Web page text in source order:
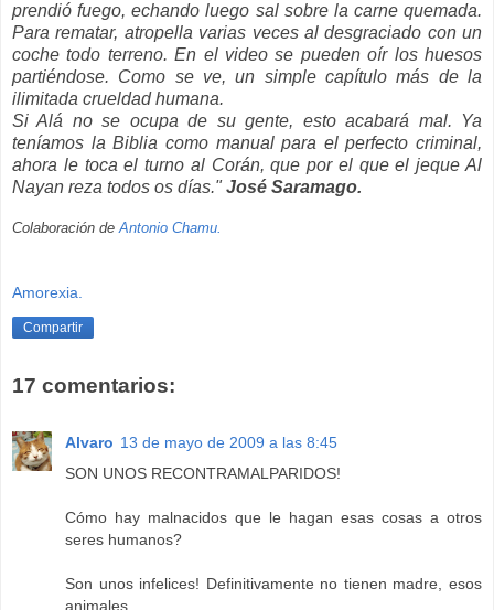
prendió fuego, echando luego sal sobre la carne quemada.
Para rematar, atropella varias veces al desgraciado con un
coche todo terreno. En el video se pueden oír los huesos
partiéndose. Como se ve, un simple capítulo más de la
ilimitada crueldad humana.
Si Alá no se ocupa de su gente, esto acabará mal. Ya
teníamos la Biblia como manual para el perfecto criminal,
ahora le toca el turno al Corán, que por el que el jeque Al
Nayan reza todos os días." José Saramago.
Colaboración deAntonio Chamu.
Amorexia.
Compartir
17 comentarios:
Alvaro 13 de mayo de 2009 a las 8:45
SON UNOS RECONTRAMALPARIDOS!
Cómo hay malnacidos que le hagan esas cosas a otros
seres humanos?
Son unos infelices! Definitivamente no tienen madre, esos
animales.